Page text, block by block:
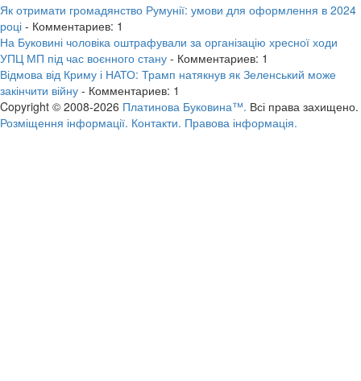
Як отримати громадянство Румунії: умови для оформлення в 2024
році - Комментариев: 1
На Буковині чоловіка оштрафували за організацію хресної ходи
УПЦ МП під час воєнного стану - Комментариев: 1
Відмова від Криму і НАТО: Трамп натякнув як Зеленський може
закінчити війну - Комментариев: 1
Copyright © 2008-2026 Платинова Буковина™. Всі права захищено.
Розміщення інформації. Контакти. Правова інформація.